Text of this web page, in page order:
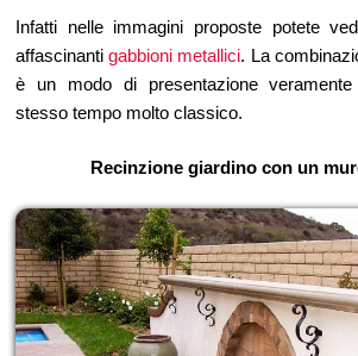
Infatti nelle immagini proposte potete
affascinantigabbioni metallici. La
è un modo di presentazione
stesso tempo molto classico.
Recinzione giardino con un